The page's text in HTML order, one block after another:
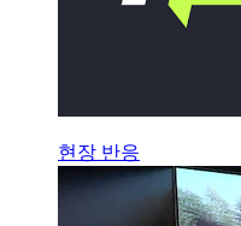
현장 반응